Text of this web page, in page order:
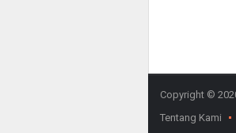
Copyright ©
Tentang Kami